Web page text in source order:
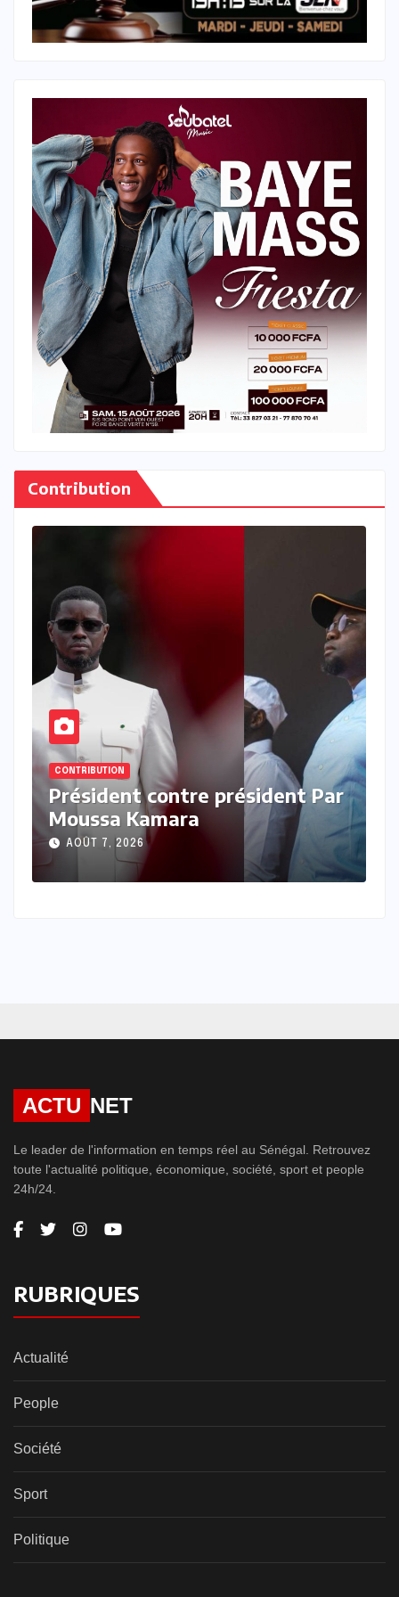
Contribution
Par
CONTRIBUTION
Les oublieux du patrimoine
Henriette Niang Kandé
AOÛT 7, 2026
ACTU NET
Le leader de l'information en temps réel au Sénégal. Retrouvez
toute l'actualité politique, économique, société, sport et people
24h/24.
RUBRIQUES
Actualité
People
Société
Sport
Politique